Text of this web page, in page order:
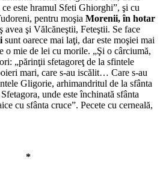
este hramul Sfeti Ghiorghi”, şi cu
pentru moşia Morenii, în hotar
avea şi Vălcăneştii, Feteştii. Se face
sunt oarece mai laţi, dar este moşiei mai
o mie de lei cu morile. „Şi o cârciumă,
„părinţii sfetagoreţ de la sfintele
mari, care s-au iscălit… Care s-au
Gligorie, arhimandritul de la sfânta
unde este închinată sfânta
cu sfânta cruce”. Pecete cu cerneală,
*